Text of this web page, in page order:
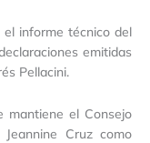
el informe técnico del
emitidas
Pellacini.
mantiene el Consejo
Cruz como